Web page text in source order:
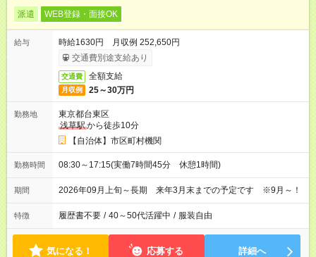
派遣 WEB登録・面接OK
給与
時給1630円 月収例 252,650円
交通費別途支給あり
交通費 全額支給
月収例 25～30万円
勤務地
東京都台東区
浅草駅から徒歩10分
【自治体】市区町村機関
勤務時間 08:30～17:15(実働7時間45分 休憩1時間)
期間 2026年09月上旬～長期 来年3月末までの予定です ※9月～！
特徴 履歴書不要 / 40～50代活躍中 / 服装自由
気になる！ 応募する 詳細へ